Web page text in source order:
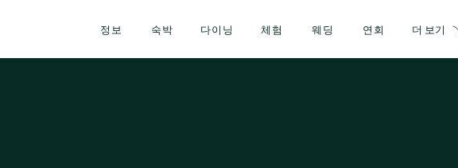
정보 숙박 다이닝 체험 웨딩 연회 더 보기